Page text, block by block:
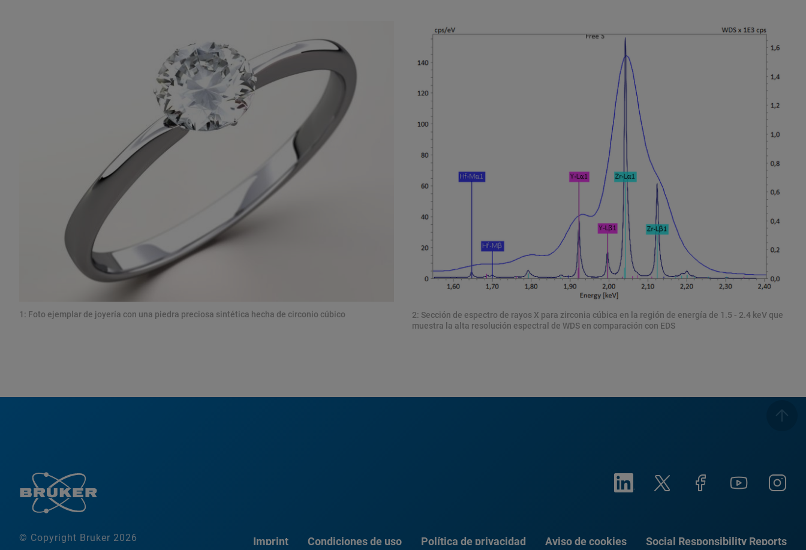
1: Foto ejemplar de joyería con una piedra preciosa sintética hecha de circonio cúbico
2: Sección de espectro de rayos X para zirconia cúbica en la región de energía de 1.5 - 2.4 keV que
muestra la alta resolución espectral de WDS en comparación con EDS
© Copyright Bruker 2026 Imprint Condiciones de uso Política de privacidad Aviso de cookies Social Responsibility Reports